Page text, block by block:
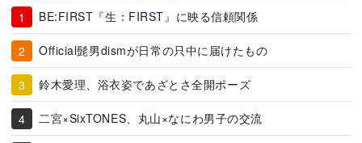
BE:FIRST『生：FIRST』に映る信頼関係
Official髭男dismが日常の只中に届けたもの
鈴木愛理、浴衣姿であざとさ全開ポーズ
二宮×SixTONES、丸山×なにわ男子の交流